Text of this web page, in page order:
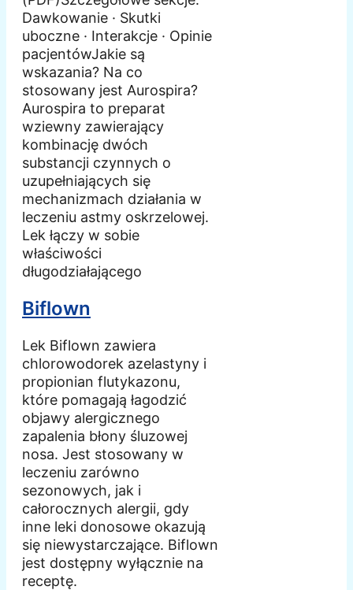
Dawkowanie · Skutki
uboczne · Interakcje · Opinie
pacjentówJakie są
wskazania? Na co
stosowany jest Aurospira?
Aurospira to preparat
wziewny zawierający
kombinację dwóch
substancji czynnych o
uzupełniających się
mechanizmach działania w
leczeniu astmy oskrzelowej.
Lek łączy w sobie
właściwości
długodziałającego
Biflown
Lek Biflown zawiera
chlorowodorek azelastyny i
propionian flutykazonu,
które pomagają łagodzić
objawy alergicznego
zapalenia błony śluzowej
nosa. Jest stosowany w
leczeniu zarówno
sezonowych, jak i
całorocznych alergii, gdy
inne leki donosowe okazują
się niewystarczające. Biflown
jest dostępny wyłącznie na
receptę.